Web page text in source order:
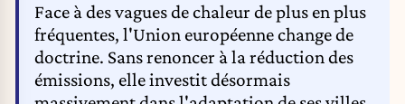
Face à des vagues de chaleur de plus en plus
fréquentes, l'Union européenne change de
doctrine. Sans renoncer à la réduction des
émissions, elle investit désormais